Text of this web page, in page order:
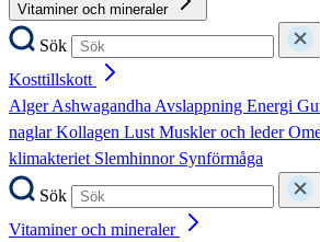
Vitaminer och mineraler
Sök
Kosttillskott
AlgerAshwagandhaAvslappning Energi
naglarKollagen LustMuskler och leder
klimakteriet Slemhinnor Synförmåga
Sök
Vitaminer och mineraler